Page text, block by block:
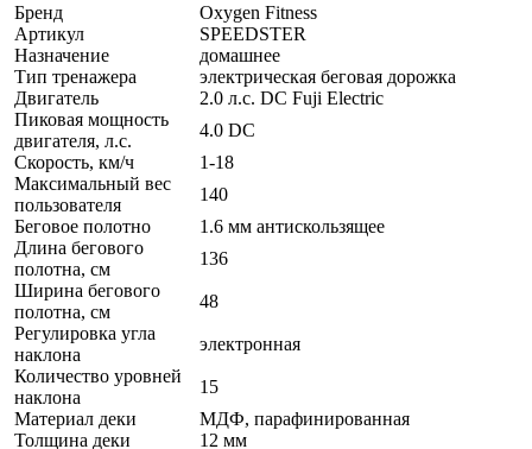
Бренд
Oxygen Fitness
Артикул
SPEEDSTER
Назначение
домашнее
Тип тренажера
электрическая беговая дорожка
Двигатель
2.0 л.с. DC Fuji Electric
Пиковая мощность
двигателя, л.с.
4.0 DC
Скорость, км/ч
1-18
Максимальный вес
пользователя
140
Беговое полотно
1.6 мм антискользящее
Длина бегового
полотна, см
136
Ширина бегового
полотна, см
48
Регулировка угла
наклона
электронная
Количество уровней
наклона
15
Материал деки
МДФ, парафинированная
Толщина деки
12 мм